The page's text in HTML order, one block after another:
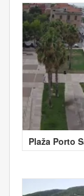
Plaža Porto